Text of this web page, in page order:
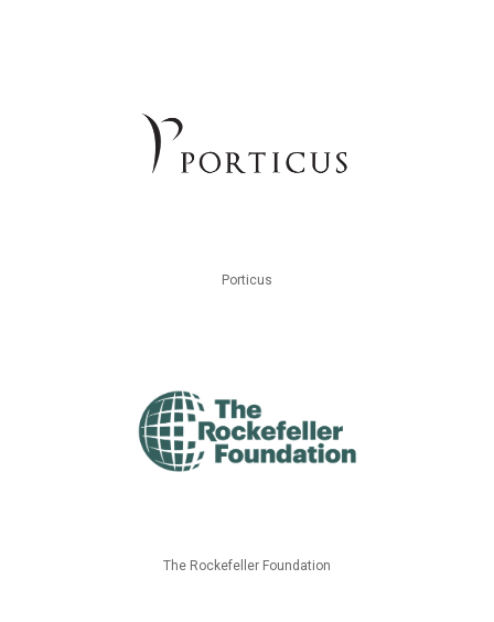
Porticus
The Rockefeller Foundation